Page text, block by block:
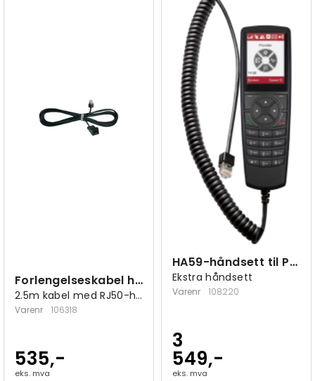
Forlengelseskabel håndsett PTCarPhone
2.5m kabel med RJ50-han/RJ50-hun
Varenr 106318
535,-
eks. mva
HA59-håndsett til PTCarPhone 5 og 6
Ekstra håndsett
Varenr 108220
3
549,-
eks. mva